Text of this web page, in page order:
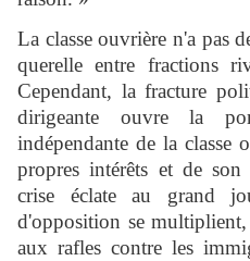
La classe ouvrière n'a pas
querelle entre fractions
Cependant, la fracture
dirigeante ouvre la
indépendante de la classe
propres intérêts et de
crise éclate au grand
d'opposition se
aux rafles contre les